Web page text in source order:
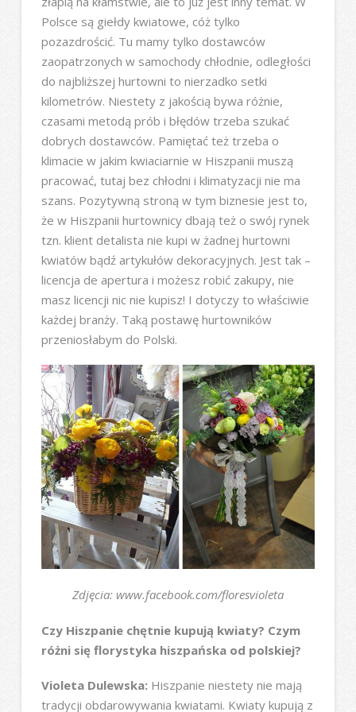
Polsce są giełdy kwiatowe, cóż tylko
pozazdrościć. Tu mamy tylko dostawców
zaopatrzonych w samochody chłodnie, odległości
do najbliższej hurtowni to nierzadko setki
kilometrów. Niestety z jakością bywa różnie,
czasami metodą prób i błędów trzeba szukać
dobrych dostawców. Pamiętać też trzeba o
klimacie w jakim kwiaciarnie w Hiszpanii muszą
pracować, tutaj bez chłodni i klimatyzacji nie ma
szans. Pozytywną stroną w tym biznesie jest to,
że w Hiszpanii hurtownicy dbają też o swój rynek
tzn. klient detalista nie kupi w żadnej hurtowni
kwiatów bądź artykułów dekoracyjnych. Jest tak –
licencja de apertura i możesz robić zakupy, nie
masz licencji nic nie kupisz! I dotyczy to właściwie
każdej branży. Taką postawę hurtowników
przeniosłabym do Polski.
Zdjęcia: www.facebook.com/floresvioleta
Czy Hiszpanie chętnie kupują kwiaty? Czym
różni się florystyka hiszpańska od polskiej?
Violeta Dulewska: Hiszpanie niestety nie mają
tradycji obdarowywania kwiatami. Kwiaty kupują z